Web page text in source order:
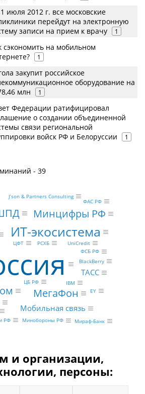
июля 2012 г. все московские
перейдут на электронную
записи на прием к врачу
1
сэкономить на мобильном
1
закупит российское
оборудование на
млн
1
Федерации ратифицировал
о создании объединенной
связи региональной
войск РФ и Белоруссии
1
- 39
ИТ-экосистема
МегаФон
Минцифры РФ
Мобильная связь
ТАСС
IBM
РСХБ
ЦФТ
BlackBerry
UniCredit
ФСБ РФ
ЦБ РФ
РФ
Минобороны РФ
ФАС РФ
J’son & Partners Consulting
Мираф-Банк
EY
и организации,
персоны: